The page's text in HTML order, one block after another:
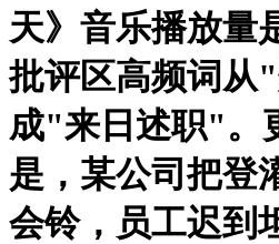
天》音乐播放量
批评区高频词从
成"来日述职"。
是，某公司把登
会铃，员工迟到